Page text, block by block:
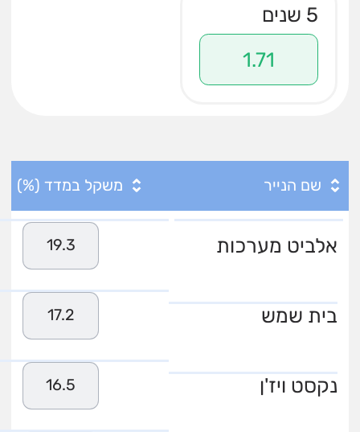
5 שנים
1.71
שם הנייר משקל במדד (%)
אלביט מערכות 19.3
בית שמש 17.2
נקסט ויז'ן 16.5